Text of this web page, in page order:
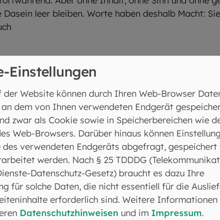
leer bleiben. Worte haben deshalb Macht:
doch sie transportieren Gedanken, die im
Worte sind still, aber sie können über lange
lesen und umsetzen. Gedanken bestehen als
geschrieben oder nur gedacht werden. In
Information prägt Wirklichkeit.
erinnert daran, dass
Einstellungen
Website können durch Ihren Web-Browser
dem von Ihnen verwendeten Endgerät
zwar als Cookie sowie in Speicherbereichen wie
Web-Browsers. Darüber hinaus können
des verwendeten Endgeräts abgefragt, gespeichert
werden. Nach § 25 TDDDG
Datenschutz-Gesetz) braucht es dazu Ihre
für solche Daten, die nicht essentiell für die
erforderlich sind. Weitere Informationen
Datenschutzhinweisen und im Impressum.